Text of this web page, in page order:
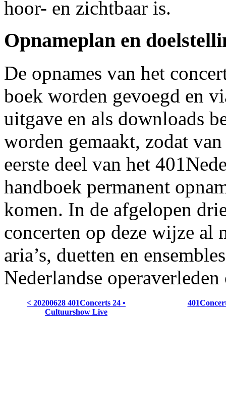
hoor- en zichtbaar is.
Opnameplan en
De opnames van het
boek worden gevoegd en
uitgave en als downloads
worden gemaakt, zodat
eerste deel van het
handboek permanent
komen. In de afgelopen
concerten op deze wijze al
aria’s, duetten en
Nederlandse
< 20200628 401Concerts 24 •
Cultuurshow Live